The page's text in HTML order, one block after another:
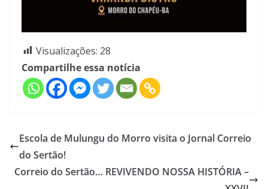
Visualizações: 28
Compartilhe essa notícia
Escola de Mulungu do Morro visita o Jornal Correio
do Sertão!
Correio do Sertão… REVIVENDO NOSSA HISTÓRIA –